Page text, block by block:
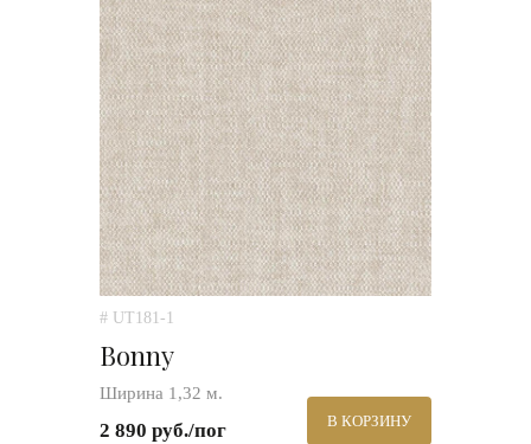
# UT181-1
Bonny
Ширина 1,32 м.
2 890 руб./пог В КОРЗИНУ